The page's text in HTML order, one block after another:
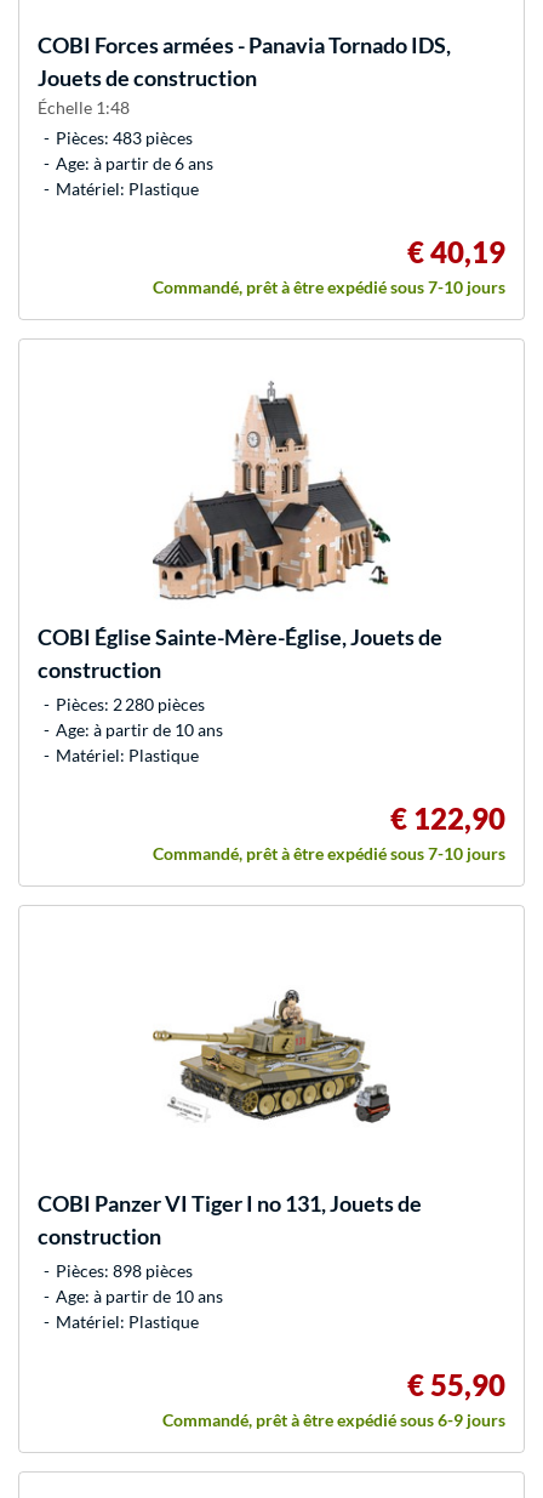
COBI Forces armées - Panavia Tornado IDS,
Jouets de construction
Échelle 1:48
Pièces: 483 pièces
Age: à partir de 6 ans
Matériel: Plastique
€ 40,19
Commandé, prêt à être expédié sous 7-10 jours
COBI Église Sainte-Mère-Église, Jouets de
construction
Pièces: 2 280 pièces
Age: à partir de 10 ans
Matériel: Plastique
€ 122,90
Commandé, prêt à être expédié sous 7-10 jours
COBI Panzer VI Tiger I no 131, Jouets de
construction
Pièces: 898 pièces
Age: à partir de 10 ans
Matériel: Plastique
€ 55,90
Commandé, prêt à être expédié sous 6-9 jours